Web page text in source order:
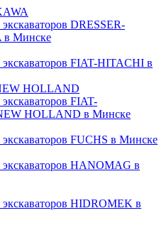
экскаваторов DRESSER-
в Минске
экскаваторов FIAT-HITACHI в
HOLLAND
FIAT-
HOLLAND в Минске
экскаваторов FUCHS в Минске
экскаваторов HANOMAG в
экскаваторов HIDROMEK в